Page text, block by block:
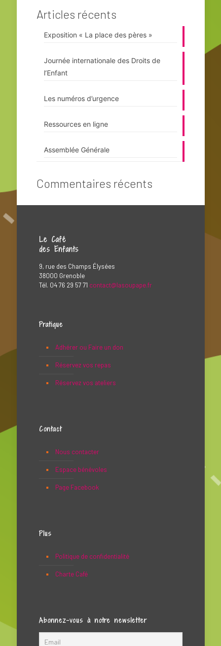
Articles récents
Exposition « La place des pères »
Journée internationale des Droits de
l’Enfant
Les numéros d’urgence
Ressources en ligne
Assemblée Générale
Commentaires récents
Le Café
des Enfants
9, rue des Champs Élysées
38000 Grenoble
Tél. 04 76 29 57 71 contact@lasoupape.fr
Pratique
Adhérer ou Faire un don
Réservez vos repas
Réservez vos ateliers
Contact
Nous contacter
Espace bénévoles
Page Facebook
Plus
Politique de confidentialité
Charte Café
Abonnez-vous à notre newsletter